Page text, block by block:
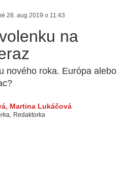
28. aug 2019 o 11:43
na
nového roka. Európa alebo
, Martina Lukáčová
, Redaktorka